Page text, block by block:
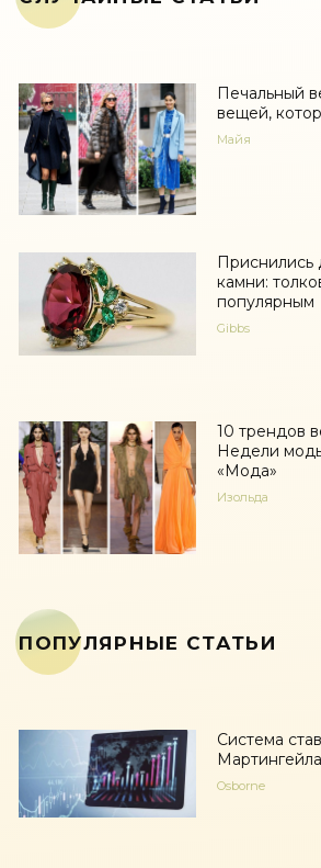
Печальный
вещей,
Майя
Приснились
камни:
популярным
Gibbs
10 трендов
Недели
«Мода»
Изольда
ПОПУЛЯРНЫЕ СТАТЬИ
Система
Osborne